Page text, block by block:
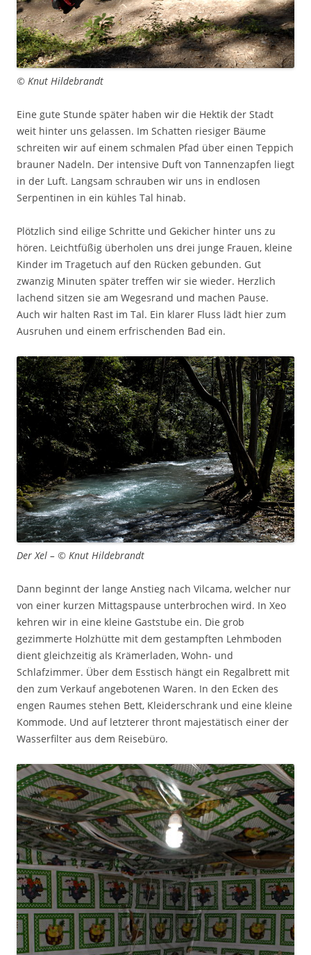
© Knut Hildebrandt
Eine gute Stunde später haben wir die Hektik der Stadt
weit hinter uns gelassen. Im Schatten riesiger Bäume
schreiten wir auf einem schmalen Pfad über einen Teppich
brauner Nadeln. Der intensive Duft von Tannenzapfen liegt
in der Luft. Langsam schrauben wir uns in endlosen
Serpentinen in ein kühles Tal hinab.
Plötzlich sind eilige Schritte und Gekicher hinter uns zu
hören. Leichtfüßig überholen uns drei junge Frauen, kleine
Kinder im Tragetuch auf den Rücken gebunden. Gut
zwanzig Minuten später treffen wir sie wieder. Herzlich
lachend sitzen sie am Wegesrand und machen Pause.
Auch wir halten Rast im Tal. Ein klarer Fluss lädt hier zum
Ausruhen und einem erfrischenden Bad ein.
Der Xel – © Knut Hildebrandt
Dann beginnt der lange Anstieg nach Vilcama, welcher nur
von einer kurzen Mittagspause unterbrochen wird. In Xeo
kehren wir in eine kleine Gaststube ein. Die grob
gezimmerte Holzhütte mit dem gestampften Lehmboden
dient gleichzeitig als Krämerladen, Wohn- und
Schlafzimmer. Über dem Esstisch hängt ein Regalbrett mit
den zum Verkauf angebotenen Waren. In den Ecken des
engen Raumes stehen Bett, Kleiderschrank und eine kleine
Kommode. Und auf letzterer thront majestätisch einer der
Wasserfilter aus dem Reisebüro.